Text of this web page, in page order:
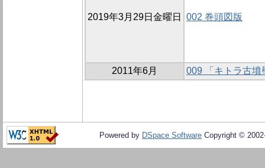
2019年3月29日金曜日 002 巻頭図版
2011年6月 009 「キトラ古墳
Powered by DSpace Software Copyright ©